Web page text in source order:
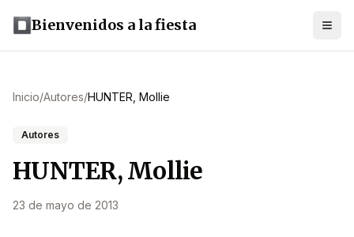
Bienvenidos a la fiesta
Inicio/Autores/HUNTER, Mollie
Autores
HUNTER, Mollie
23 de mayo de 2013